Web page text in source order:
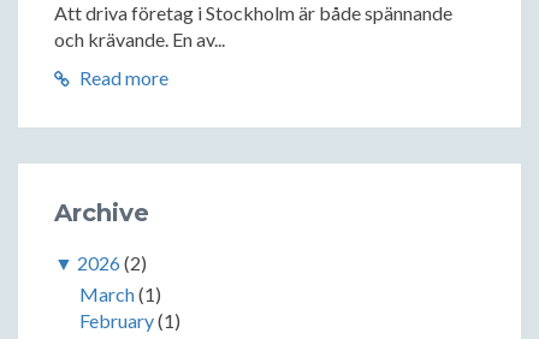
Att driva företag i Stockholm är både spännande
och krävande. En av...
Read more
Archive
▼ 2026(2)
March(1)
February(1)